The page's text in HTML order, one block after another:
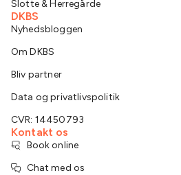
Slotte & Herregårde
DKBS
Nyhedsbloggen
Om DKBS
Bliv partner
Data og privatlivspolitik
CVR: 14450793
Kontakt os
Book online
Chat med os